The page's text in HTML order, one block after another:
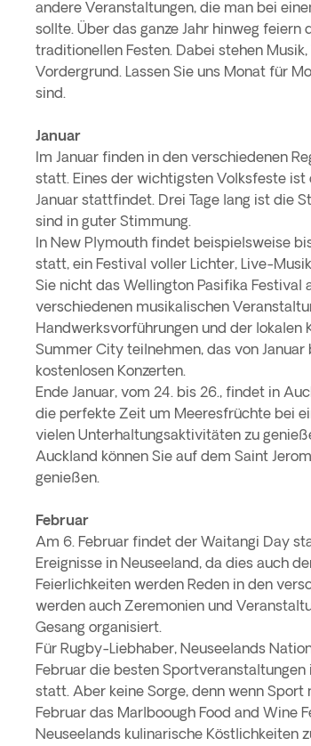
andere Veranstaltungen, die man bei
sollte. Über das ganze Jahr hinweg feiern
traditionellen Festen. Dabei stehen
Vordergrund. Lassen Sie uns Monat für
sind.
Januar
Im Januar finden in den verschiedenen
statt. Eines der wichtigsten Volksfeste ist
Januar stattfindet. Drei Tage lang ist die
sind in guter Stimmung.
In New Plymouth findet beispielsweise
statt, ein Festival voller Lichter, Live-
Sie nicht das Wellington Pasifika Festival
verschiedenen musikalischen
Handwerksvorführungen und der lokalen
Summer City teilnehmen, das von
kostenlosen Konzerten.
Ende Januar, vom 24. bis 26., findet in
die perfekte Zeit um Meeresfrüchte bei
vielen Unterhaltungsaktivitäten zu
Auckland können Sie auf dem Saint
genießen.
Februar
Am 6. Februar findet der Waitangi Day
Ereignisse in Neuseeland, da dies auch
Feierlichkeiten werden Reden in den
werden auch Zeremonien und
Gesang organisiert.
Für Rugby-Liebhaber, Neuseelands
Februar die besten
statt. Aber keine Sorge, denn wenn Sport
Februar das Marlboough Food and Wine
Neuseelands kulinarische Köstlichkeiten